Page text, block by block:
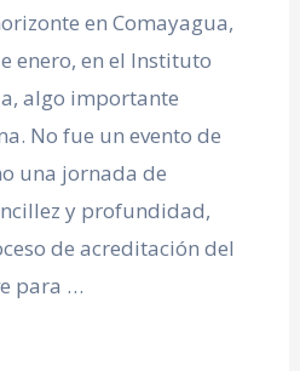
en Comayagua,
enero, en el Instituto
algo importante
No fue un evento de
una jornada de
y profundidad,
de acreditación del
para …